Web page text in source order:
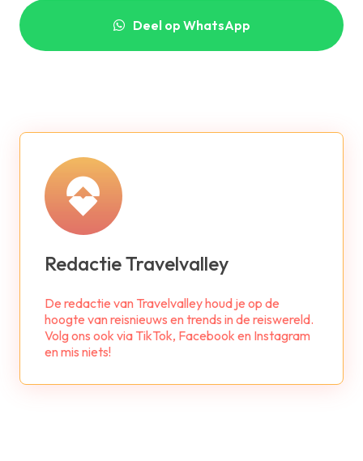
Deel op WhatsApp
Redactie Travelvalley
De redactie van Travelvalley houd je op de
hoogte van reisnieuws en trends in de reiswereld.
Volg ons ook via TikTok, Facebook en Instagram
en mis niets!